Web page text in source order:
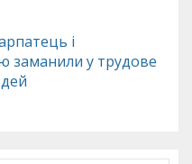
і
заманили у трудове